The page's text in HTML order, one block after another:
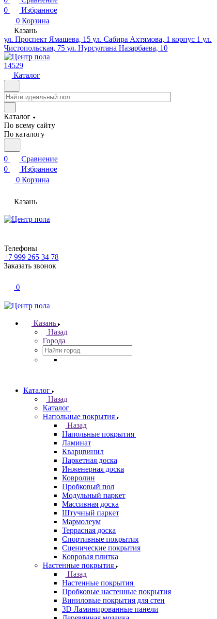
0
Избранное
0 Корзина
Казань
ул. Проспект Ямашева, 15 ул. Сабира Ахтямова, 1 корпус 1 ул.
Чистопольская, 75 ул. Нурсултана Назарбаева, 10
14529
Каталог
Каталог
По всему сайту
По каталогу
0
Сравнение
0
Избранное
0 Корзина
Казань
Телефоны
+7 999 265 34 78
Заказать звонок
0
Казань
Назад
Города
Каталог
Назад
Каталог
Напольные покрытия
Назад
Напольные покрытия
Ламинат
Кварцвинил
Паркетная доска
Инженерная доска
Ковролин
Пробковый пол
Модульный паркет
Массивная доска
Штучный паркет
Мармолеум
Террасная доска
Спортивные покрытия
Сценические покрытия
Ковровая плитка
Настенные покрытия
Назад
Настенные покрытия
Пробковые настенные покрытия
Виниловые покрытия для стен
3D Ламинированные панели